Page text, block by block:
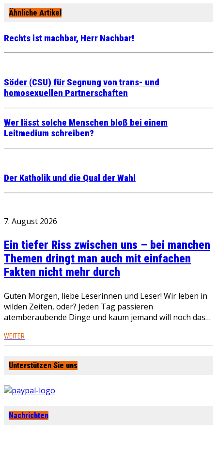
Ähnliche Artikel
Rechts ist machbar, Herr Nachbar!
Söder (CSU) für Segnung von trans- und
homosexuellen Partnerschaften
Wer lässt solche Menschen bloß bei einem
Leitmedium schreiben?
Der Katholik und die Qual der Wahl
7. August 2026
Ein tiefer Riss zwischen uns – bei manchen
Themen dringt man auch mit einfachen
Fakten nicht mehr durch
Guten Morgen, liebe Leserinnen und Leser! Wir leben in
wilden Zeiten, oder? Jeden Tag passieren
atemberaubende Dinge und kaum jemand will noch das…
WEITER
Unterstützen Sie uns
Nachrichten